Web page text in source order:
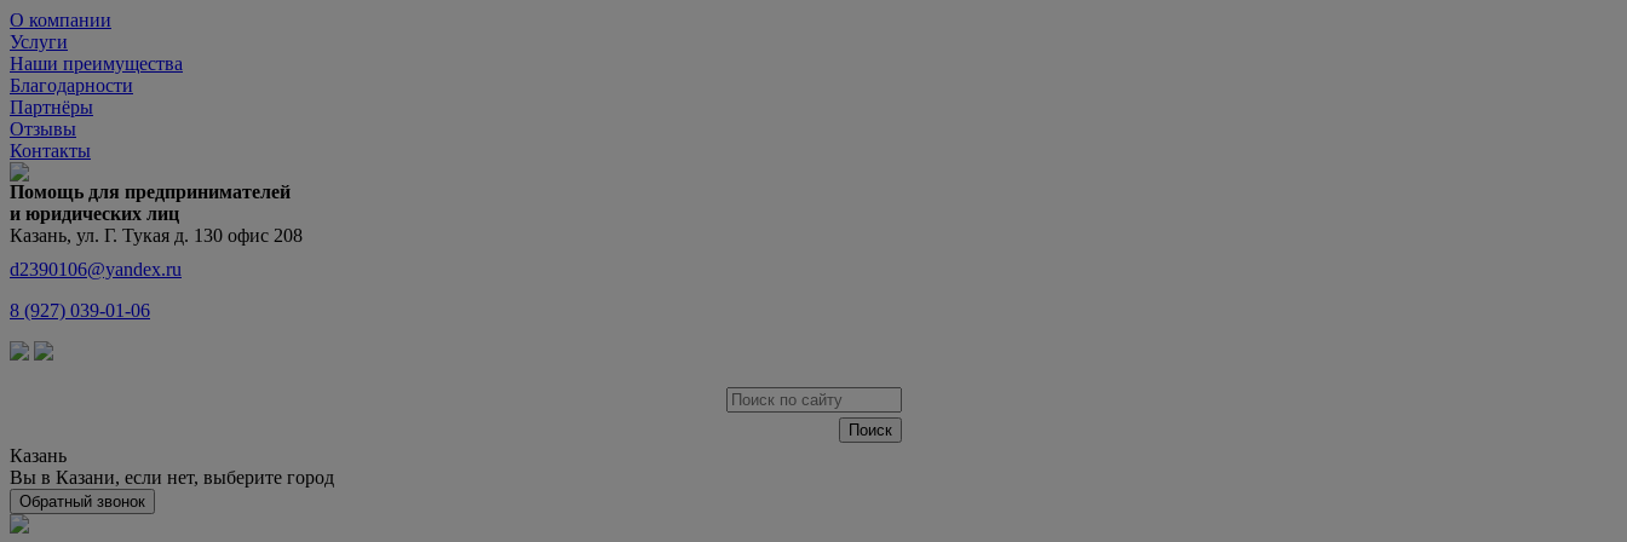
О компании
Услуги
Наши преимущества
Благодарности
Партнёры
Отзывы
Контакты
Помощь для предпринимателей
и юридических лиц
Казань, ул. Г. Тукая д. 130 офис 208
d2390106@yandex.ru
8 (927) 039-01-06
Казань
Вы в Казани, если нет, выберите город
Обратный звонок